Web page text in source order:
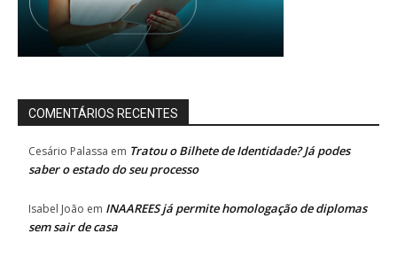
COMENTÁRIOS RECENTES
Cesário Palassa em Tratou o Bilhete de Identidade? Já podes
saber o estado do seu processo
Isabel João em INAAREES já permite homologação de diplomas
sem sair de casa